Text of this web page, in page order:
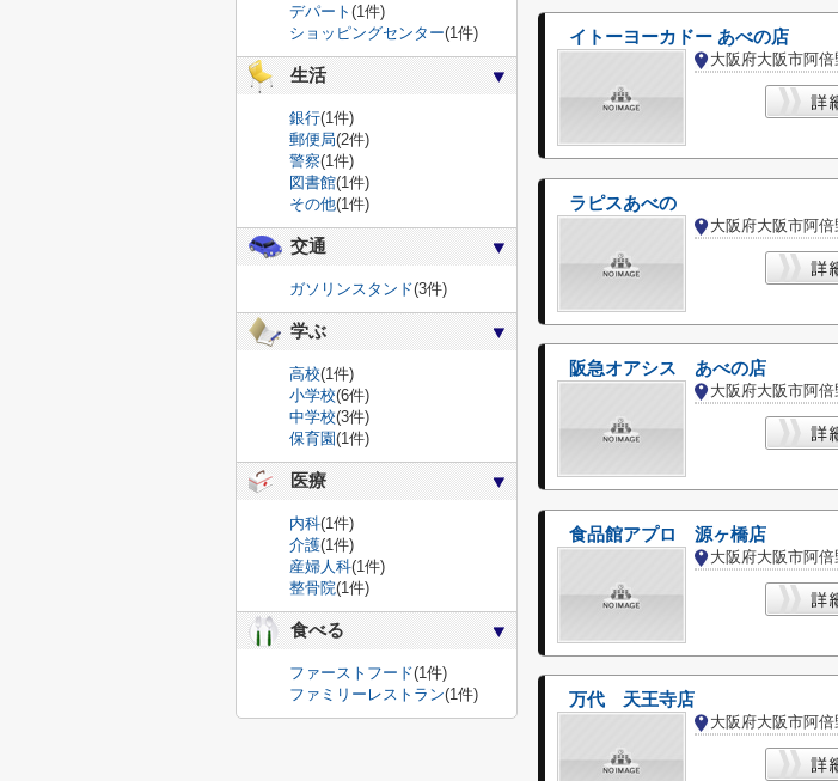
イトーヨーカドー あべの店
ラピスあべの
阪急オアシス あべの店
食品館アプロ 源ヶ橋店
万代 天王寺店
デパート (1件)
ショッピングセンター(1件)
生活
銀行(1件)
郵便局(2件)
警察(1件)
図書館(1件)
その他(1件)
交通
ガソリンスタンド(3件)
学ぶ
高校(1件)
小学校(6件)
中学校(3件)
保育園(1件)
医療
内科(1件)
介護(1件)
産婦人科(1件)
整骨院(1件)
食べる
ファーストフード(1件)
ファミリーレストラン(1件)